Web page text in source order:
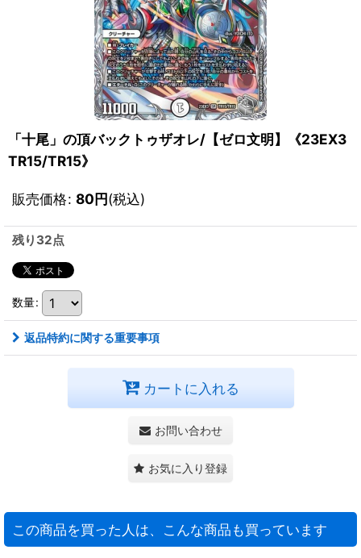
「十尾」の頂バックトゥザオレ/【ゼロ文明】《23EX3
TR15/TR15》
販売価格: 80円(税込)
残り32点
数量:
返品特約に関する重要事項
カートに入れる
お問い合わせ
お気に入り登録
この商品を買った人は、こんな商品も買っています